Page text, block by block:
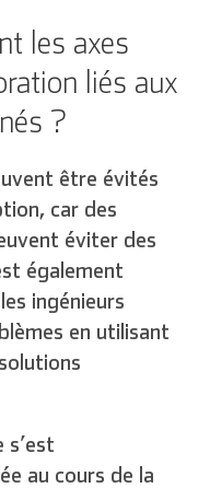
les axes
liés aux
?
être évités
car des
éviter des
également
ingénieurs
en utilisant
s’est
au cours de la